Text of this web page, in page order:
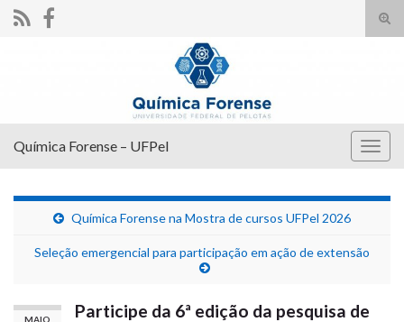
Química Forense – UFPel
Química Forense na Mostra de cursos UFPel 2026
Seleção emergencial para participação em ação de extensão
MAIO
Participe da 6ª edição da pesquisa de